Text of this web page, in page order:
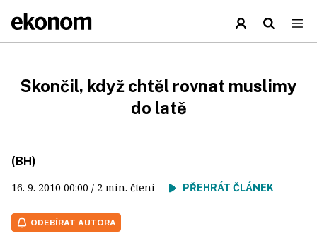
Skončil, když chtěl rovnat muslimy
do latě
(BH)
16. 9. 2010 00:00 / 2 min. čtení PŘEHRÁT ČLÁNEK
ODEBÍRAT AUTORA